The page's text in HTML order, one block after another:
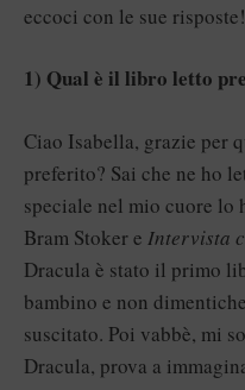
eccoci con le sue
1) Qual è il libro letto
Ciao Isabella, grazie per
preferito? Sai che ne ho
speciale nel mio cuore lo
Bram Stoker e Intervista
Dracula è stato il primo
bambino e non
suscitato. Poi vabbè, mi
Dracula, prova a